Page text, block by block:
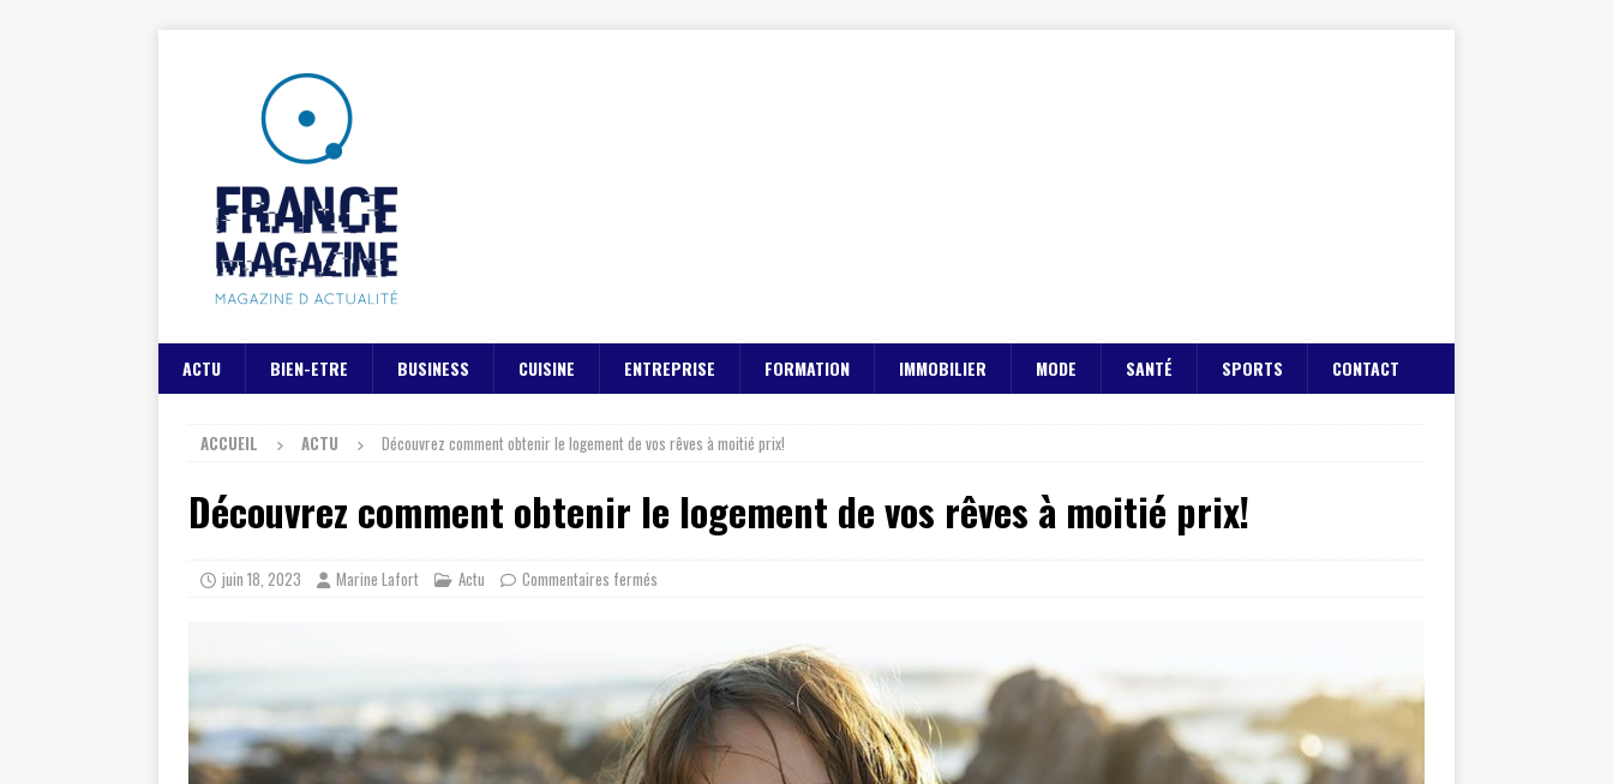
ACTU BIEN-ETRE BUSINESS CUISINE ENTREPRISE FORMATION IMMOBILIER MODE SANTÉ SPORTS CONTACT
ACCUEIL ACTU Découvrez comment obtenir le logement de vos rêves à moitié prix!
Découvrez comment obtenir le logement de vos rêves à moitié prix!
juin 18, 2023 Marine Lafort Actu Commentaires fermés